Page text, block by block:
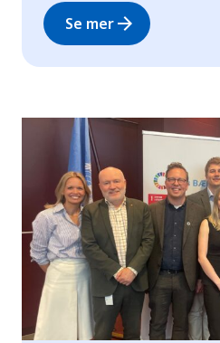
Se merarrow_forward